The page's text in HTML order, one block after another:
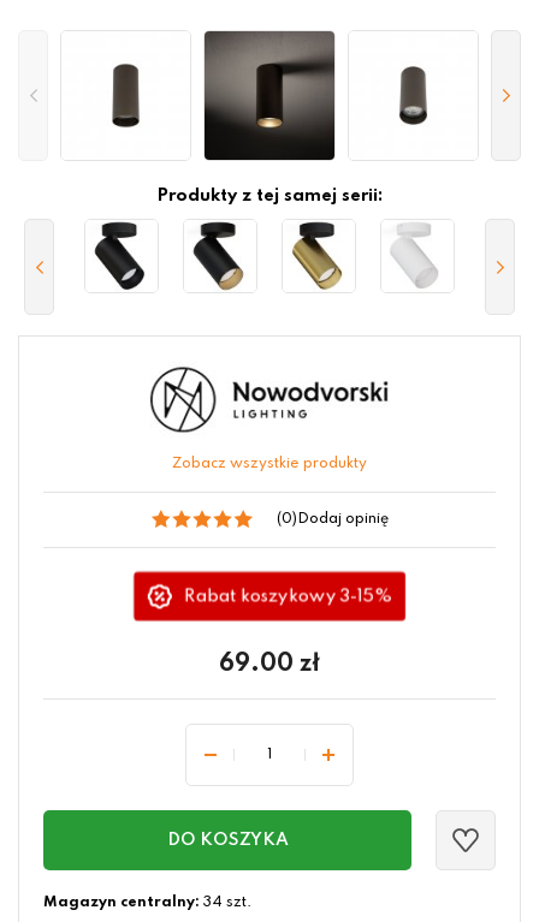
Produkty z tej samej serii:
Zobacz wszystkie produkty
(0) Dodaj opinię
Rabat koszykowy 3-15%
69.00 zł
DO KOSZYKA
Magazyn centralny: 34 szt.